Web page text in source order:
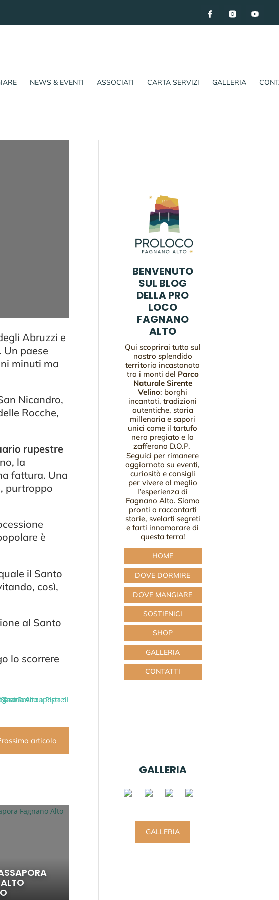
NEWS & EVENTI ASSOCIATI CARTA SERVIZI GALLERIA
Abruzzi e
Un paese
minuti ma
Nicandro,
Rocche,
rupestre
la
fattura. Una
purtroppo
è
il Santo
così,
al Santo
lo scorrere
articolo
BENVENUTO
SUL BLOG
DELLA PRO
LOCO
FAGNANO
ALTO
Qui scoprirai tutto sul
nostro splendido
territorio incastonato
tra i monti del Parco
Naturale Sirente
Velino: borghi
incantati, tradizioni
autentiche, storia
millenaria e sapori
unici come il tartufo
nero pregiato e lo
zafferano D.O.P.
Seguici per rimanere
aggiornato su eventi,
curiosità e consigli
per vivere al meglio
l’esperienza di
Fagnano Alto. Siamo
pronti a raccontarti
storie, svelarti segreti
e farti innamorare di
questa terra!
HOME
DOVE DORMIRE
DOVE MANGIARE
SOSTIENICI
SHOP
GALLERIA
CONTATTI
GALLERIA
GALLERIA